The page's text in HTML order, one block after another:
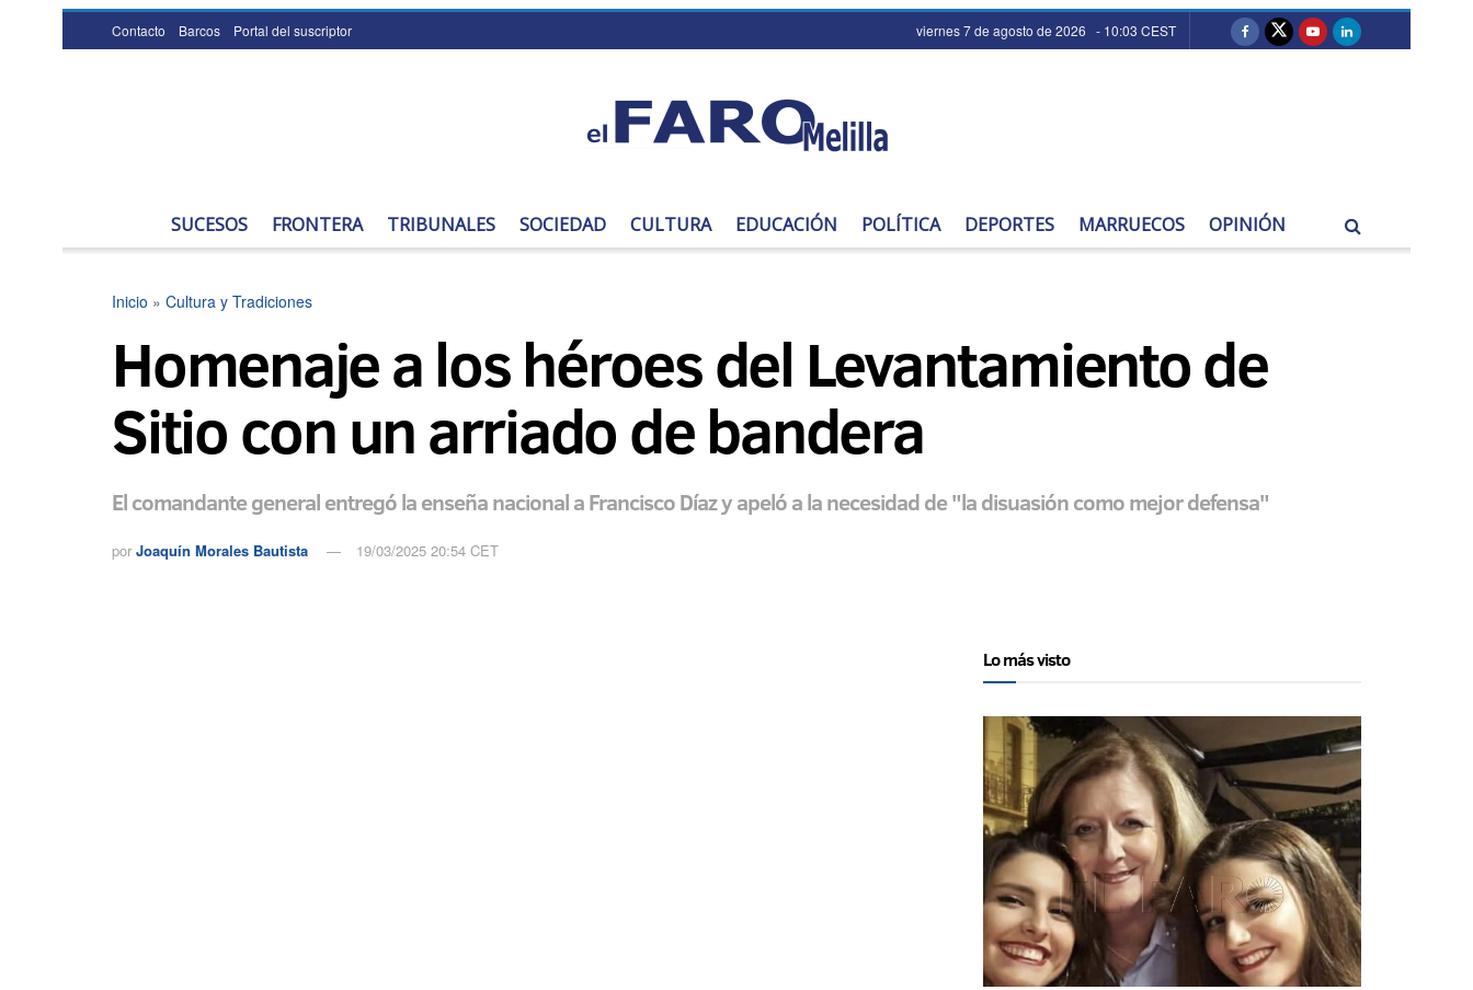
Contacto Barcos Portal del suscriptor viernes 7 de agosto de 2026 - 10:03 CEST
SUCESOS FRONTERA TRIBUNALES SOCIEDAD CULTURA EDUCACIÓN POLÍTICA DEPORTES MARRUECOS OPINIÓN
Inicio » Cultura y Tradiciones
Homenaje a los héroes del Levantamiento de
Sitio con un arriado de bandera
El comandante general entregó la enseña nacional a Francisco Díaz y apeló a la necesidad de "la disuasión como mejor defensa"
por Joaquín Morales Bautista 19/03/2025 20:54 CET
Lo más visto